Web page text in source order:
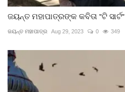
ଜୟନ୍ତ ମହାପାତ୍ରଙ୍କ କବିତା "ଟି ସାର୍ଟ"
ଜୟନ୍ତ ମହାପାତ୍ର Aug 29, 2023 0 349